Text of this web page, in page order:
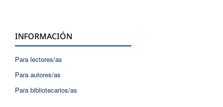
INFORMACIÓN
Para lectores/as
Para autores/as
Para bibliotecarios/as